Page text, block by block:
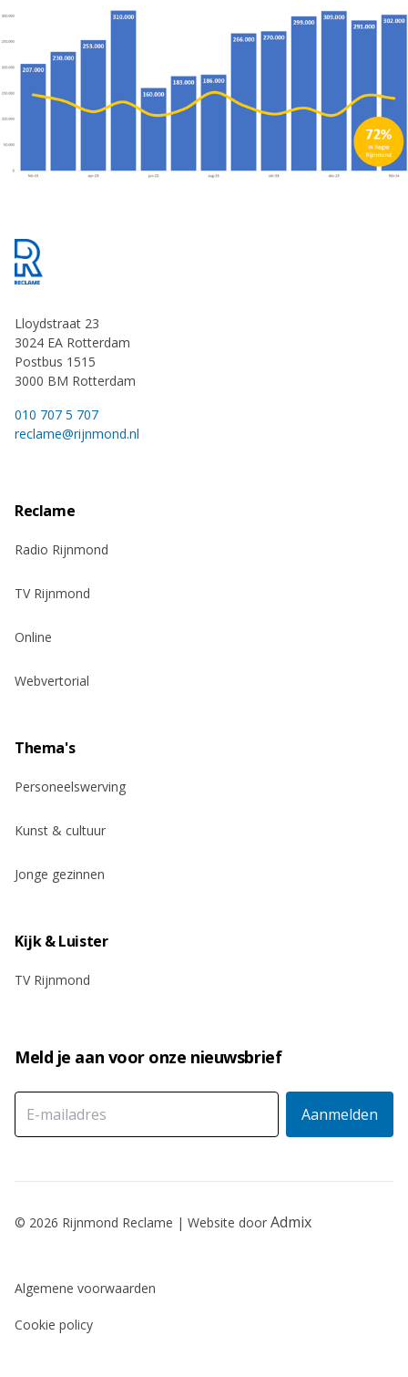
Footer
Lloydstraat 23
3024 EA Rotterdam
Postbus 1515
3000 BM Rotterdam
010 707 5 707
reclame@rijnmond.nl
Reclame
Radio Rijnmond
TV Rijnmond
Online
Webvertorial
Thema's
Personeelswerving
Kunst & cultuur
Jonge gezinnen
Kijk & Luister
TV Rijnmond
Meld je aan voor onze nieuwsbrief
© 2026 Rijnmond Reclame | Website door Admix
Algemene voorwaarden
Cookie policy